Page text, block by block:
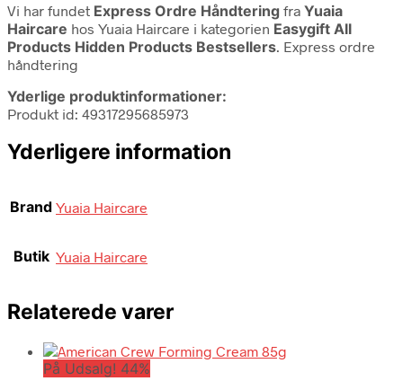
Vi har fundet Express Ordre Håndtering fra Yuaia
Haircare hos Yuaia Haircare i kategorien Easygift All
Products Hidden Products Bestsellers. Express ordre
håndtering
Yderlige produktinformationer:
Produkt id: 49317295685973
Yderligere information
Brand Yuaia Haircare
Butik Yuaia Haircare
Relaterede varer
På Udsalg! 44%